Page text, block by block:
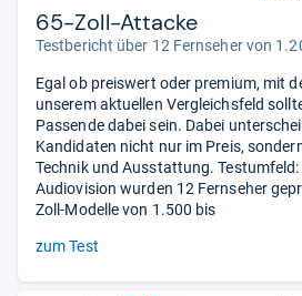
65-Zoll-Attacke
Testbericht über 12 Fernseher von
Egal ob preiswert oder premium, mit
unserem aktuellen Vergleichsfeld
Passende dabei sein. Dabei
Kandidaten nicht nur im Preis,
Technik und Ausstattung. Testumfeld:
Audiovision wurden 12 Fernseher
Zoll-Modelle von 1.500 bis
zum Test